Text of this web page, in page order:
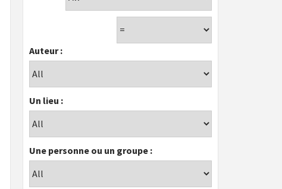
Auteur :
Un lieu :
Une personne ou un groupe :